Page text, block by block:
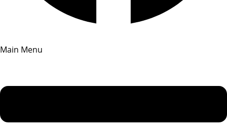
Main Menu